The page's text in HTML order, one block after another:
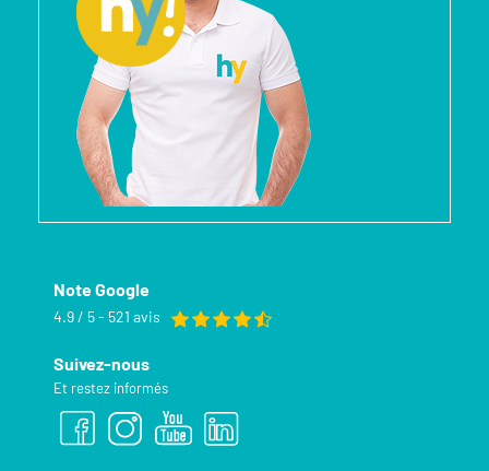
Note Google
4.9 / 5 - 521 avis
Suivez-nous
Et restez informés